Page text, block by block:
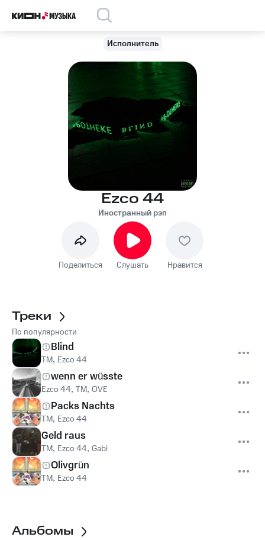
Исполнитель
Ezco 44
Иностранный рэп
Поделиться Слушать Нравится
Треки
По популярности
Blind
TM, Ezco 44
wenn er wüsste
Ezco 44, TM, OVE
Packs Nachts
TM, Ezco 44
Geld raus
TM, Ezco 44, Gabi
Olivgrün
TM, Ezco 44
Альбомы